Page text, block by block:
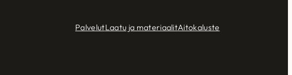
PalvelutLaatu ja materiaalitAitokaluste